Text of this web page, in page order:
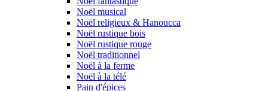
Noël musical
Noël religieux & Hanoucca
Noël rustique bois
Noël rustique rouge
Noël traditionnel
Noël à la ferme
Noël à la télé
Pain d'épices